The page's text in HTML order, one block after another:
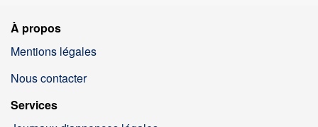
À propos
Mentions légales
Nous contacter
Services